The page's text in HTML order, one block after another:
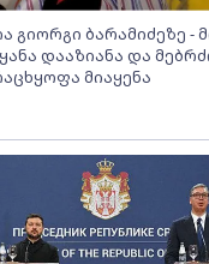
გიორგი ბარამიძეზე -
დააზიანა და
მიაყენა